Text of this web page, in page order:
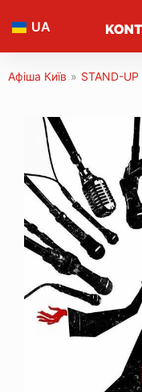
UA
Афіша Київ » STAND-UP